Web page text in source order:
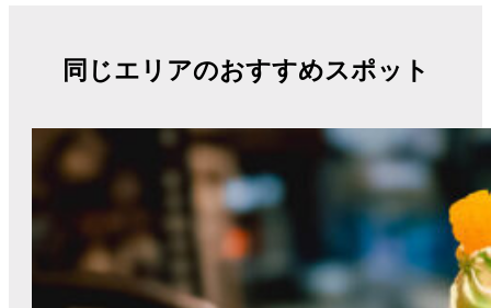
同じエリアのおすすめスポット